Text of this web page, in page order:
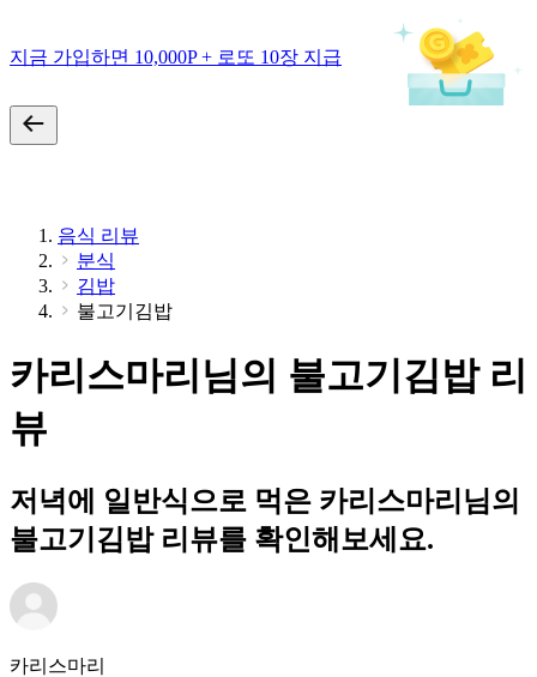
지금 가입하면 10,000P + 로또 10장 지급
음식 리뷰
분식
김밥
불고기김밥
카리스마리님의 불고기김밥 리
뷰
저녁에 일반식으로 먹은 카리스마리님의
불고기김밥 리뷰를 확인해보세요.
카리스마리